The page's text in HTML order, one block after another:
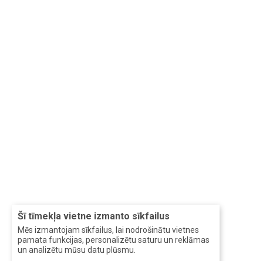
Šī tīmekļa vietne izmanto sīkfailus
Mēs izmantojam sīkfailus, lai nodrošinātu vietnes
pamata funkcijas, personalizētu saturu un reklāmas
un analizētu mūsu datu plūsmu.